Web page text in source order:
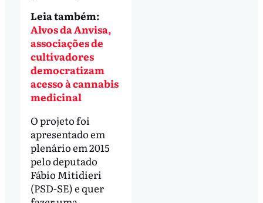
Leia também:
Alvos da Anvisa,
associações de
cultivadores
democratizam
acesso à cannabis
medicinal
O projeto foi
apresentado em
plenário em 2015
pelo deputado
Fábio Mitidieri
(PSD-SE) e quer